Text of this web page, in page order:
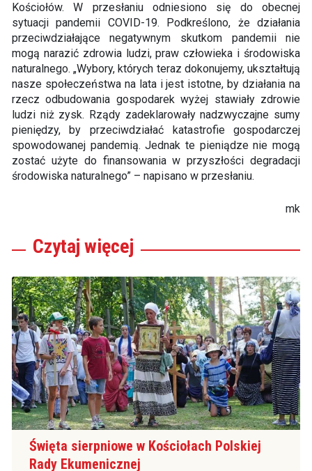
Kościołów. W przesłaniu odniesiono się do obecnej
sytuacji pandemii COVID-19. Podkreślono, że działania
przeciwdziałające negatywnym skutkom pandemii nie
mogą narazić zdrowia ludzi, praw człowieka i środowiska
naturalnego. „Wybory, których teraz dokonujemy, ukształtują
nasze społeczeństwa na lata i jest istotne, by działania na
rzecz odbudowania gospodarek wyżej stawiały zdrowie
ludzi niż zysk. Rządy zadeklarowały nadzwyczajne sumy
pieniędzy, by przeciwdziałać katastrofie gospodarczej
spowodowanej pandemią. Jednak te pieniądze nie mogą
zostać użyte do finansowania w przyszłości degradacji
środowiska naturalnego” – napisano w przesłaniu.
mk
Czytaj więcej
Święta sierpniowe w Kościołach Polskiej
Rady Ekumenicznej